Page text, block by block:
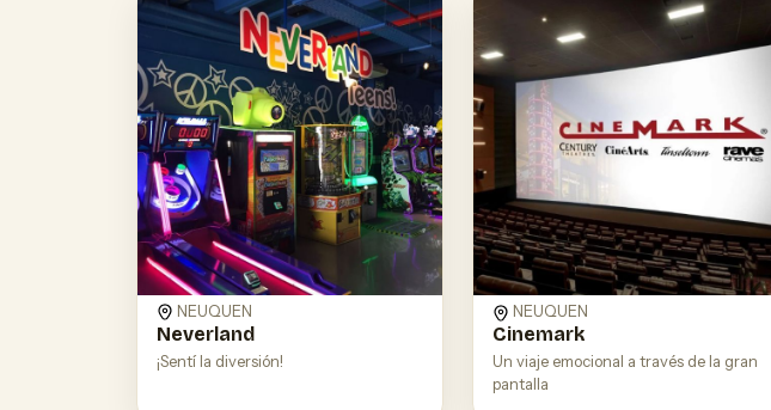
NEUQUEN
Neverland
¡Sentí la diversión!
NEUQUEN
Cinemark
Un viaje emocional a través de la gran
pantalla